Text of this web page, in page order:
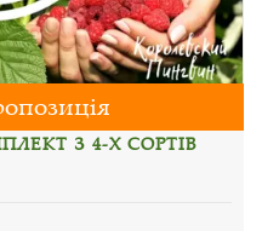
З 4-Х СОРТІВ